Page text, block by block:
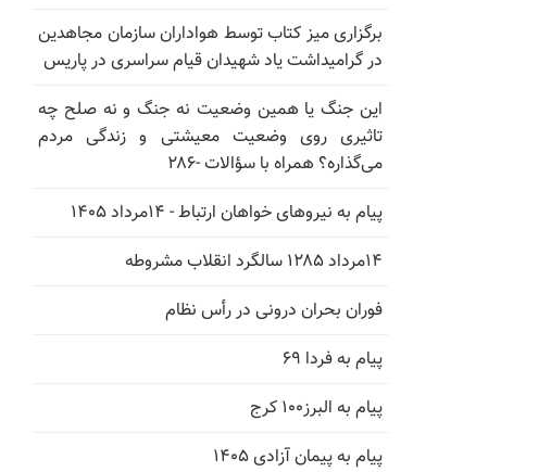
برگزاری میز کتاب توسط هواداران سازمان مجاهدین
در گرامیداشت یاد شهیدان قیام سراسری در پاریس
این جنگ یا همین وضعیت نه جنگ و نه صلح چه
تاثیری روی وضعیت معیشتی و زندگی مردم
می‌گذاره؟ همراه با سؤالات -۲۸۶
پیام به نیروهای خواهان ارتباط - ۱۴مرداد ۱۴۰۵
۱۴مرداد ۱۲۸۵ سالگرد انقلاب مشروطه
فوران بحران درونی در رأس نظام
پیام به فردا ۶۹
پیام به البرز۱۰۰ کرج
پیام به پیمان آزادی ۱۴۰۵